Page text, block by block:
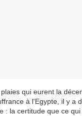
qui eurent la
à l'Egypte, il y a
: la certitude que ce